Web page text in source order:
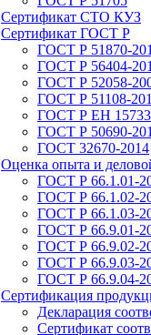
Сертификат СТО КУЗ
Сертификат ГОСТ Р
ГОСТ Р 51870-
ГОСТ Р 56404-
ГОСТ Р 52058-
ГОСТ Р 51108-
ГОСТ Р ЕН
ГОСТ Р 50690-
ГОСТ 32670-2014
Оценка опыта и
ГОСТ Р 66.1.01-
ГОСТ Р 66.1.02-
ГОСТ Р 66.1.03-
ГОСТ Р 66.9.01-
ГОСТ Р 66.9.02-
ГОСТ Р 66.9.03-
ГОСТ Р 66.9.04-
Сертификация
Декларация
Сертификат